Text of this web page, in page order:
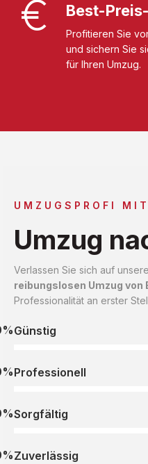
Best-
Profitieren Sie
und sichern Sie
für Ihren Umzug.
UMZUGSPROFI MIT
Umzug
Verlassen Sie sich auf
reibungslosen Umzug von
Professionalität an erster
Günstig
Professionell
Sorgfältig
Zuverlässig